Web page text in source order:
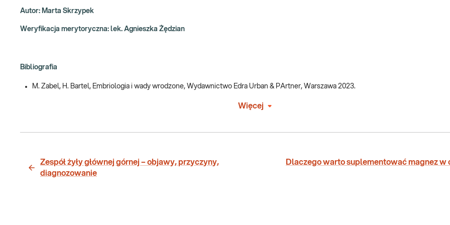
Autor: Marta Skrzypek
Weryfikacja merytoryczna: lek. Agnieszka Żędzian
Bibliografia
M. Zabel, H. Bartel, Embriologia i wady wrodzone, Wydawnictwo Edra Urban & PArtner, Warszawa 2023.
Więcej
Zespół żyły głównej górnej – objawy, przyczyny,
diagnozowanie
Dlaczego warto suplementować magnez w